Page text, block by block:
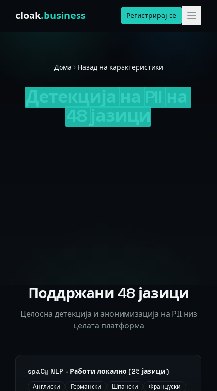
cloak.business Регистрирај се
Дома Назад на карактеристики
Поддржани 48 јазици
Целосна детекција и анонимизација на PII низ
целата платформа
spaCy NLP - Работи локално (25 јазици)
Англиски Германски Шпански
Француски